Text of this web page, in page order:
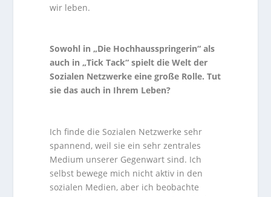
wir leben.
Sowohl in „Die Hochhausspringerin“ als
auch in „Tick Tack“ spielt die Welt der
Sozialen Netzwerke eine große Rolle. Tut
sie das auch in Ihrem Leben?
Ich finde die Sozialen Netzwerke sehr
spannend, weil sie ein sehr zentrales
Medium unserer Gegenwart sind. Ich
selbst bewege mich nicht aktiv in den
sozialen Medien, aber ich beobachte